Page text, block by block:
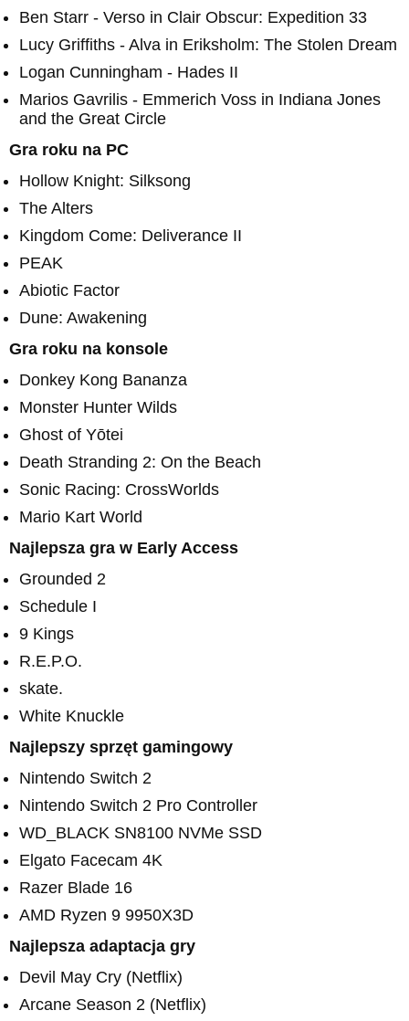
Ben Starr - Verso in Clair Obscur: Expedition 33
Lucy Griffiths - Alva in Eriksholm: The Stolen Dream
Logan Cunningham - Hades II
Marios Gavrilis - Emmerich Voss in Indiana Jones
and the Great Circle
Gra roku na PC
Hollow Knight: Silksong
The Alters
Kingdom Come: Deliverance II
PEAK
Abiotic Factor
Dune: Awakening
Gra roku na konsole
Donkey Kong Bananza
Monster Hunter Wilds
Ghost of Yōtei
Death Stranding 2: On the Beach
Sonic Racing: CrossWorlds
Mario Kart World
Najlepsza gra w Early Access
Grounded 2
Schedule I
9 Kings
R.E.P.O.
skate.
White Knuckle
Najlepszy sprzęt gamingowy
Nintendo Switch 2
Nintendo Switch 2 Pro Controller
WD_BLACK SN8100 NVMe SSD
Elgato Facecam 4K
Razer Blade 16
AMD Ryzen 9 9950X3D
Najlepsza adaptacja gry
Devil May Cry (Netflix)
Arcane Season 2 (Netflix)